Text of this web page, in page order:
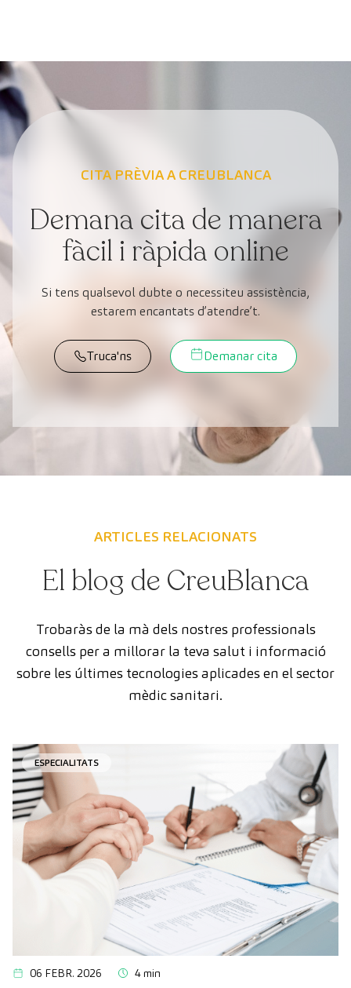
CITA PRÈVIA A CREUBLANCA
Demana cita de manera
fàcil i ràpida online
Si tens qualsevol dubte o necessiteu assistència,
estarem encantats d’atendre’t.
Truca'ns Demanar cita
ARTICLES RELACIONATS
El blog de CreuBlanca
Trobaràs de la mà dels nostres professionals
consells per a millorar la teva salut i informació
sobre les últimes tecnologies aplicades en el sector
mèdic sanitari.
ESPECIALITATS
06 FEBR. 2026 4 min